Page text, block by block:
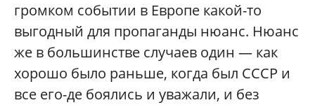
громком событии в Европе какой-то
выгодный для пропаганды нюанс. Нюанс
же в большинстве случаев один — как
хорошо было раньше, когда был СССР и
все его-де боялись и уважали, и без